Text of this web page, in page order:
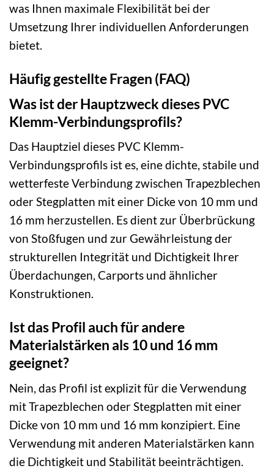
was Ihnen maximale Flexibilität bei der
Umsetzung Ihrer individuellen Anforderungen
bietet.
Häufig gestellte Fragen (FAQ)
Was ist der Hauptzweck dieses PVC
Klemm-Verbindungsprofils?
Das Hauptziel dieses PVC Klemm-
Verbindungsprofils ist es, eine dichte, stabile und
wetterfeste Verbindung zwischen Trapezblechen
oder Stegplatten mit einer Dicke von 10 mm und
16 mm herzustellen. Es dient zur Überbrückung
von Stoßfugen und zur Gewährleistung der
strukturellen Integrität und Dichtigkeit Ihrer
Überdachungen, Carports und ähnlicher
Konstruktionen.
Ist das Profil auch für andere
Materialstärken als 10 und 16 mm
geeignet?
Nein, das Profil ist explizit für die Verwendung
mit Trapezblechen oder Stegplatten mit einer
Dicke von 10 mm und 16 mm konzipiert. Eine
Verwendung mit anderen Materialstärken kann
die Dichtigkeit und Stabilität beeinträchtigen.